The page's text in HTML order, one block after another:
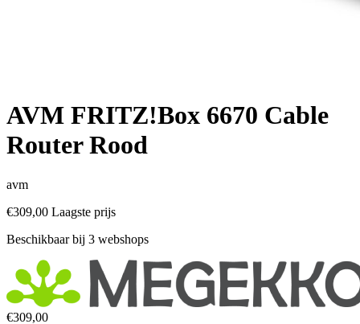
AVM FRITZ!Box 6670 Cable
Router Rood
avm
€309,00 Laagste prijs
Beschikbaar bij 3 webshops
€309,00